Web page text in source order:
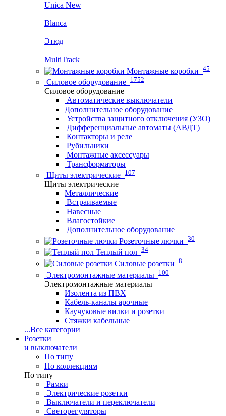
Unica New
Blanca
Этюд
MultiTrack
Монтажные коробки 45
Силовое оборудование 1752
Силовое оборудование
Автоматические выключатели
Дополнительное оборудование
Устройства защитного отключения (УЗО)
Дифференциальные автоматы (АВДТ)
Контакторы и реле
Рубильники
Монтажные аксессуары
Трансформаторы
Щиты электрические 107
Щиты электрические
Металлические
Встраиваемые
Навесные
Влагостойкие
Дополнительное оборудование
Розеточные лючки 30
Теплый пол 34
Силовые розетки 8
Электромонтажные материалы 100
Электромонтажные материалы
Изолента из ПВХ
Кабель-каналы арочные
Каучуковые вилки и розетки
Стяжки кабельные
...Все категории
Розетки
и выключатели
По типу
По коллекциям
По типу
Рамки
Электрические розетки
Выключатели и переключатели
Светорегуляторы